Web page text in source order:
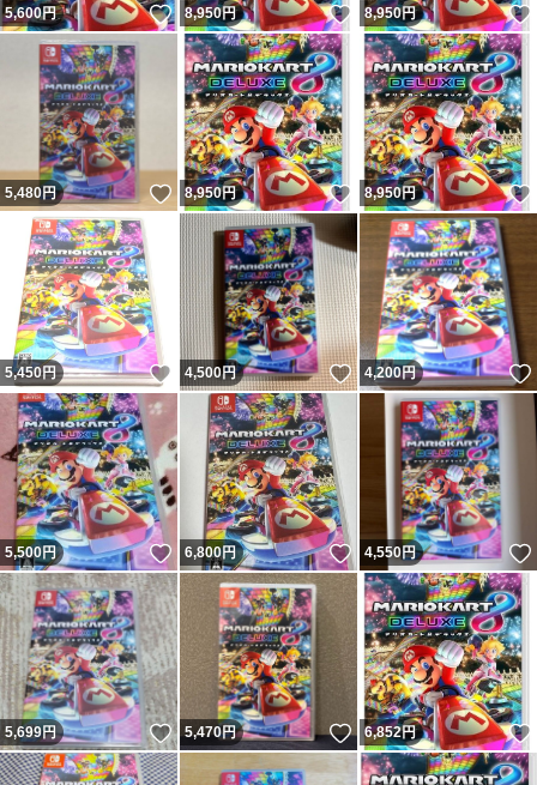
5,600円 いいね！
8,950円 いいね！
8,950円
5,480円 いいね！
8,950円 いいね！
8,950円
5,450円 いいね！
4,500円 いいね！
4,200円
5,500円 いいね！
6,800円 いいね！
4,550円
5,699円 いいね！
5,470円 いいね！
6,852円